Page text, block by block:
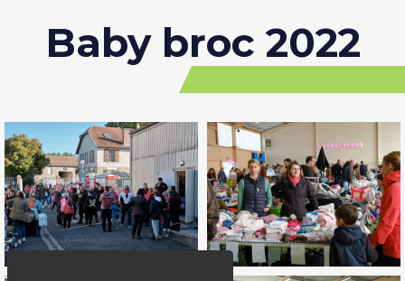
Baby broc 2022